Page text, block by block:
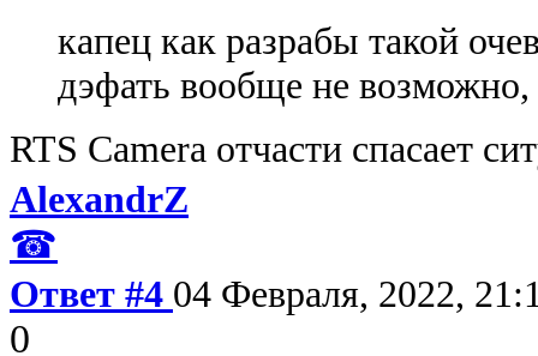
капец как разрабы такой
дэфать вообще не
RTS Camera отчасти спасает
AlexandrZ
☎
Ответ #4 04 Февраля, 2022,
0